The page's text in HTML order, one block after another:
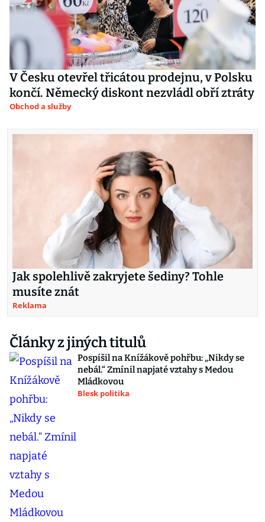
V Česku otevřel třicátou prodejnu, v Polsku
končí. Německý diskont nezvládl obří ztráty
Obchod a služby
Jak spolehlivě zakryjete šediny? Tohle
musíte znát
Reklama
Články z jiných titulů
Pospíšil na Knížákově pohřbu: „Nikdy se
nebál.“ Zmínil napjaté vztahy s Medou
Mládkovou
Blesk politika